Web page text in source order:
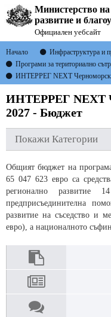
Министерство
развитие и
Официален уебсайт
Начало
Инфраструктура и
Програми за териториално
ИНТЕРРЕГ NEXT
ИНТЕРРЕГ NEXT
2027 - Бюджет
Покажи Категории
Общият бюджет на
65 047 623 евро са
регионално развитие
предприсъединителна
развитие на съседство и
евро), а националното